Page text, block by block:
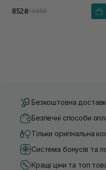
852₴1 065₴
Безкоштовна
Безпечні способи
Тільки оригінальна
Система бонусів та
Кращі ціни та топ